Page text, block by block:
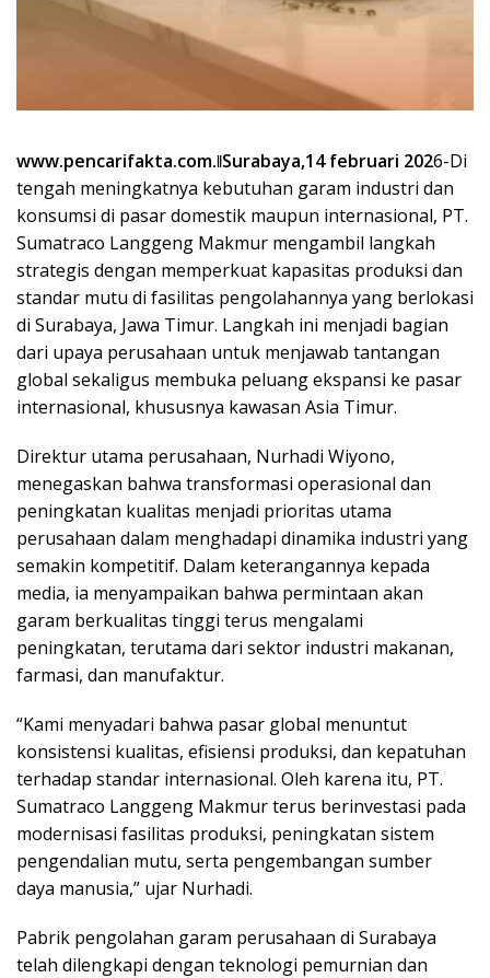
www.pencarifakta.com.ǁSurabaya,14 februari 2026-Di
tengah meningkatnya kebutuhan garam industri dan
konsumsi di pasar domestik maupun internasional, PT.
Sumatraco Langgeng Makmur mengambil langkah
strategis dengan memperkuat kapasitas produksi dan
standar mutu di fasilitas pengolahannya yang berlokasi
di Surabaya, Jawa Timur. Langkah ini menjadi bagian
dari upaya perusahaan untuk menjawab tantangan
global sekaligus membuka peluang ekspansi ke pasar
internasional, khususnya kawasan Asia Timur.
Direktur utama perusahaan, Nurhadi Wiyono,
menegaskan bahwa transformasi operasional dan
peningkatan kualitas menjadi prioritas utama
perusahaan dalam menghadapi dinamika industri yang
semakin kompetitif. Dalam keterangannya kepada
media, ia menyampaikan bahwa permintaan akan
garam berkualitas tinggi terus mengalami
peningkatan, terutama dari sektor industri makanan,
farmasi, dan manufaktur.
“Kami menyadari bahwa pasar global menuntut
konsistensi kualitas, efisiensi produksi, dan kepatuhan
terhadap standar internasional. Oleh karena itu, PT.
Sumatraco Langgeng Makmur terus berinvestasi pada
modernisasi fasilitas produksi, peningkatan sistem
pengendalian mutu, serta pengembangan sumber
daya manusia,” ujar Nurhadi.
Pabrik pengolahan garam perusahaan di Surabaya
telah dilengkapi dengan teknologi pemurnian dan